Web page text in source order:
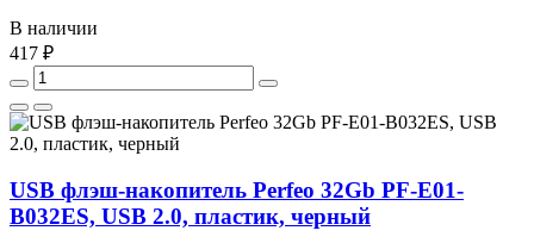
В наличии
417 ₽
USB флэш-накопитель Perfeo 32Gb PF-E01-
B032ES, USB 2.0, пластик, черный